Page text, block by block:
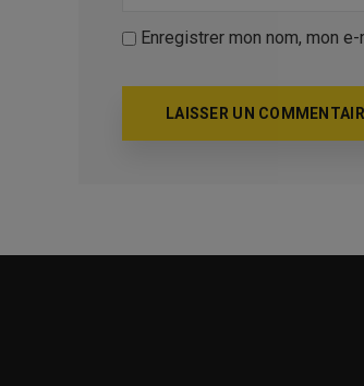
Enregistrer mon nom, mon